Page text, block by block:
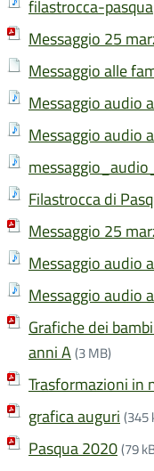
filastrocca-pasqua
Messaggio 25
Messaggio alle
Messaggio audio
Messaggio audio
Filastrocca di
Messaggio 25
Messaggio audio
Messaggio audio
Grafiche dei
anni A(3 MB)
Trasformazioni in
grafica auguri (345
Pasqua 2020(79